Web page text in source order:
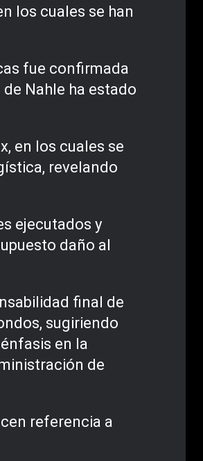
los cuales se han
fue confirmada
Nahle ha estado
en los cuales se
revelando
ejecutados y
daño al
final de
sugiriendo
en la
de
referencia a